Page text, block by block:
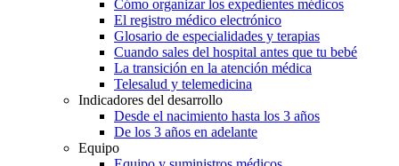
Cómo organizar los expedientes médicos
El registro médico electrónico
Glosario de especialidades y terapias
Cuando sales del hospital antes que tu bebé
La transición en la atención médica
Telesalud y telemedicina
Indicadores del desarrollo
Desde el nacimiento hasta los 3 años
De los 3 años en adelante
Equipo